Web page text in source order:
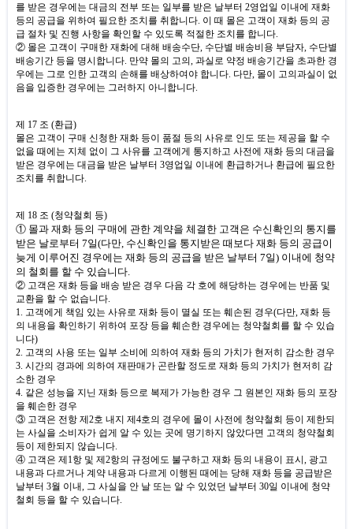
를 받은 경우에는 대금의 전부 또는 일부를 받은 날부터 2영업일 이내에 재화
등의 공급을 위하여 필요한 조치를 취합니다 이 때 몰은 고객이 재화 등의 공
급 절차 및 진행 사항을 확인할 수 있도록 적절한 조치를 합니다
② 몰은 고객이 구매한 재화에 대해 배송수단 수단별 배송비용 부담자 수단별
배송기간 등을 명시합니다 만약 몰의 고의 과실로 약정 배송기간을 초과한 경
우에는 그로 인한 고객의 손해를 배상하여야 합니다 다만 몰이 고의과실이 없
음을 입증한 경우에는 그러하지 아니합니다
제 17 조 (환급)
몰은 고객이 구매 신청한 재화 등이 품절 등의 사유로 인도 또는 제공을 할 수
없을 때에는 지체 없이 그 사유를 고객에게 통지하고 사전에 재화 등의 대금을
받은 경우에는 대금을 받은 날부터 3영업일 이내에 환급하거나 환급에 필요한
조치를 취합니다
제 18 조 (청약철회 등)
① 몰과 재화 등의 구매에 관한 계약을 체결한 고객은 수신확인의 통지를
받은 날로부터 7일(다만 수신확인을 통지받은 때보다 재화 등의 공급이
늦게 이루어진 경우에는 재화 등의 공급을 받은 날부터 7일) 이내에 청약
의 철회를 할 수 있습니다
② 고객은 재화 등을 배송 받은 경우 다음 각 호에 해당하는 경우에는 반품 및
교환을 할 수 없습니다
1.
고객에게 책임 있는 사유로 재화 등이 멸실 또는 훼손된 경우(다만 재화 등
의 내용을 확인하기 위하여 포장 등을 훼손한 경우에는 청약철회를 할 수 있습
니다)
2. 고객의 사용 또는 일부 소비에 의하여 재화 등의 가치가 현저히 감소한 경우
3. 시간의 경과에 의하여 재판매가 곤란할 정도로 재화 등의 가치가 현저히 감
소한 경우
4. 같은 성능을 지닌 재화 등으로 복제가 가능한 경우 그 원본인 재화 등의 포장
을 훼손한 경우
③ 고객은 전항 제2호 내지 제4호의 경우에 몰이 사전에 청약철회 등이 제한되
는 사실을 소비자가 쉽게 알 수 있는 곳에 명기하지 않았다면 고객의 청약철회
등이 제한되지 않습니다
④ 고객은 제1 항 및 제2항의 규정에도 불구하고 재화 등의 내용이 표시 광고
내용과 다르거나 계약 내용과 다르게 이행된 때에는 당해 재화 등을 공급받은
날부터 3월 이내 그 사실을 안 날 또는 알 수 있었던 날부터 30일 이내에 청약
철회 등을 할 수 있습니다